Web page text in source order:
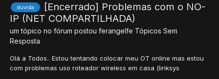
dúvida
[Encerrado] Problemas com o NO-
IP (NET COMPARTILHADA)
um tópico no fórum postou ferangelfe Tópicos Sem
Resposta
Olá a Todos.. Estou tentando colocar meu OT online mas estou
com problemas uso roteador wireless em casa (linksys